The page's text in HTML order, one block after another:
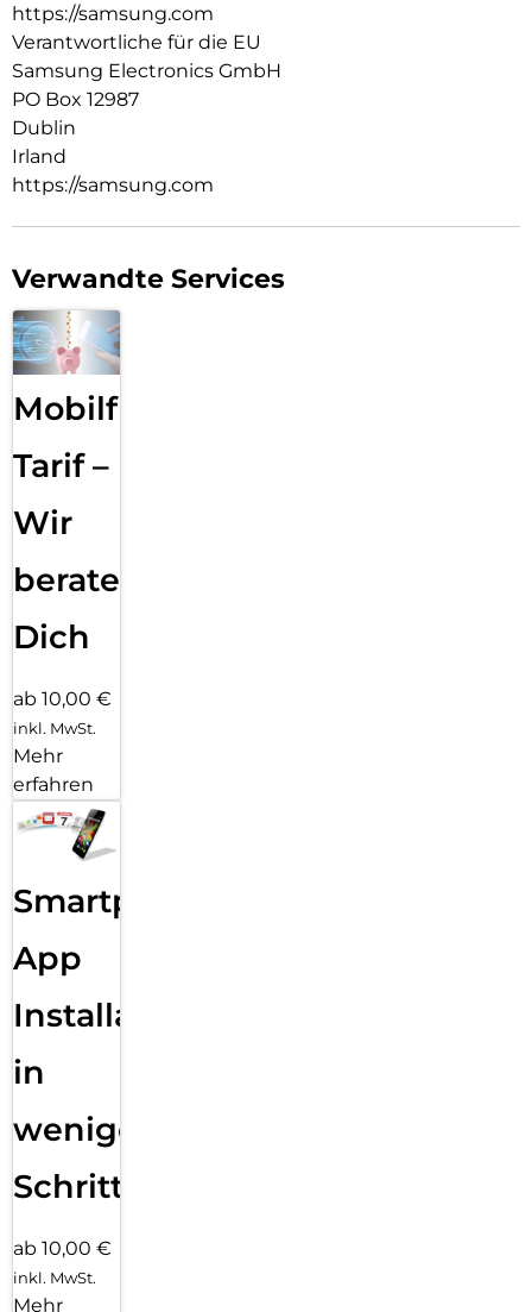
https://samsung.com
Verantwortliche für die EU
Samsung Electronics GmbH
PO Box 12987
Dublin
Irland
https://samsung.com
Verwandte Services
Mobilfunk
Tarif –
Wir
beraten
Dich
ab 10,00 €
inkl. MwSt.
Mehr
erfahren
Smartphone
App
Installation
in
wenigen
Schritten
ab 10,00 €
inkl. MwSt.
Mehr